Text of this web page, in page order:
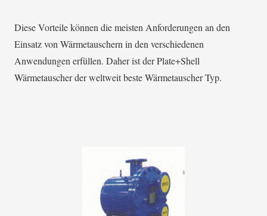
Diese Vorteile können die meisten Anforderungen an den
Einsatz von Wärmetauschern in den verschiedenen
Anwendungen erfüllen. Daher ist der Plate+Shell
Wärmetauscher der weltweit beste Wärmetauscher Typ.